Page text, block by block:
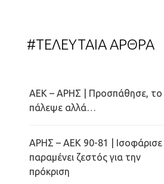
#ΤΕΛΕΥΤΑΙΑ ΑΡΘΡΑ
ΑΕΚ – ΑΡΗΣ | Προσπάθησε, το
πάλεψε αλλά…
ΑΡΗΣ – ΑΕΚ 90-81 | Ισοφάρισε
παραμένει ζεστός για την
πρόκριση